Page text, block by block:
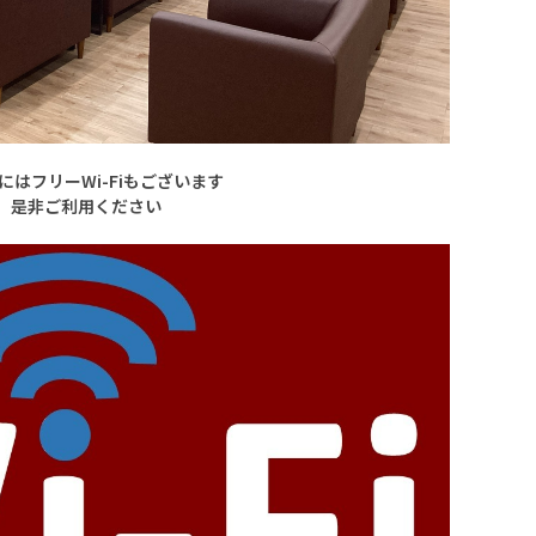
はフリーWi-Fiもございます
是非ご利用ください